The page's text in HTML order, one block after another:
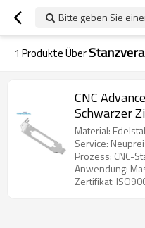
Bitte geben Sie
1 Produkte Über
CNC
Schwarzer
Material:
Service:
Prozess: CNC-
Anwendung:
Zertifikat: